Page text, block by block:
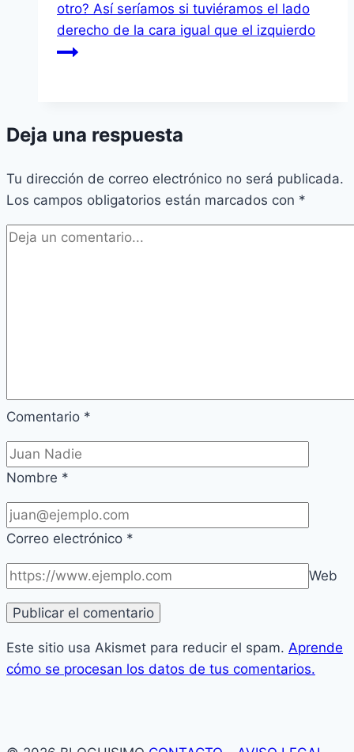
otro? Así seríamos si tuviéramos el lado
derecho de la cara igual que el izquierdo
Deja una respuesta
Tu dirección de correo electrónico no será publicada.
Los campos obligatorios están marcados con *
Comentario *
Nombre *
Correo electrónico *
Web
Este sitio usa Akismet para reducir el spam. Aprende
cómo se procesan los datos de tus comentarios.